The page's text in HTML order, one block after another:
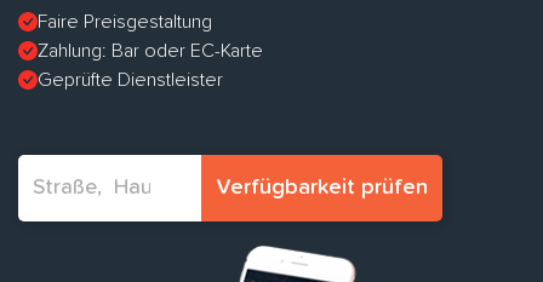
Faire Preisgestaltung
Zahlung: Bar oder EC-Karte
Geprüfte Dienstleister
Verfügbarkeit prüfen